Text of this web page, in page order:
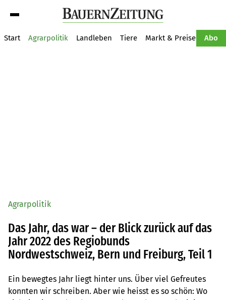
Start Agrarpolitik Landleben Tiere Markt & Preise Abo
Agrarpolitik
Das Jahr, das war – der Blick zurück auf das
Jahr 2022 des Regiobunds
Nordwestschweiz, Bern und Freiburg, Teil 1
Ein bewegtes Jahr liegt hinter uns. Über viel Gefreutes
konnten wir schreiben. Aber wie heisst es so schön: Wo